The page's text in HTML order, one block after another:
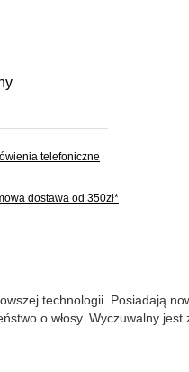
telefoniczne
dostawa od 350zł*
technologii. Posiadają
o włosy. Wyczuwalny